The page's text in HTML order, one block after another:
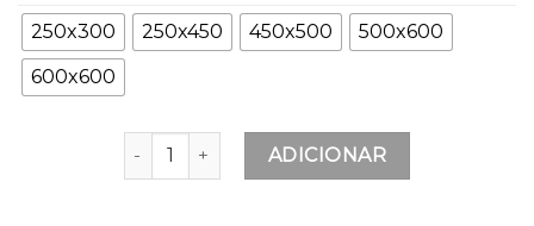
250x300 250x450 450x500
500x600
600x600
Quantidade de ENCERADO RÁFIA
ADICIONAR